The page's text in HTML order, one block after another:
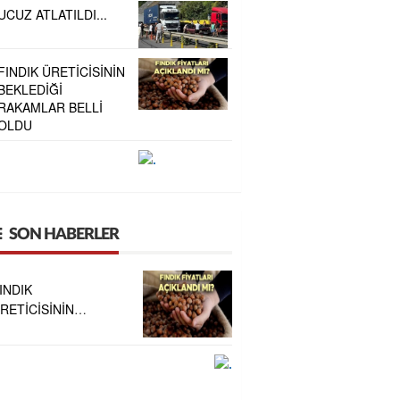
ATLATILDI...
ÜRETİCİSİNİN
BELLİ
SON HABERLER